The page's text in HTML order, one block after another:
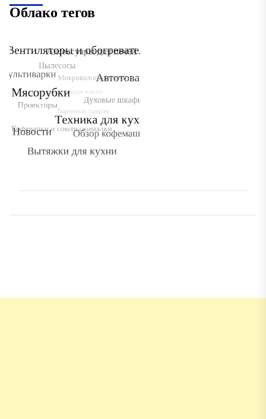
Облако тегов